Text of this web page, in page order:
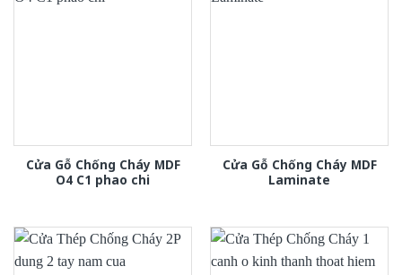
Cửa Gỗ Chống Cháy MDF
O4 C1 phao chi
Cửa Gỗ Chống Cháy MDF
Laminate